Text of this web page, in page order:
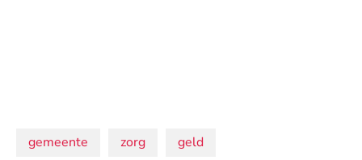
Onderwerpen:
gemeente zorg geld